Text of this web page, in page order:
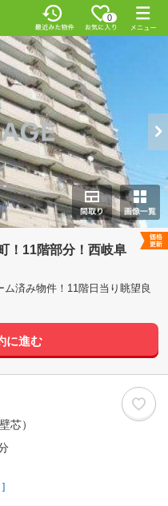
0
！11階部分！西岐阜
ム済み物件！11階日当り眺望良
に進む
芯）
]